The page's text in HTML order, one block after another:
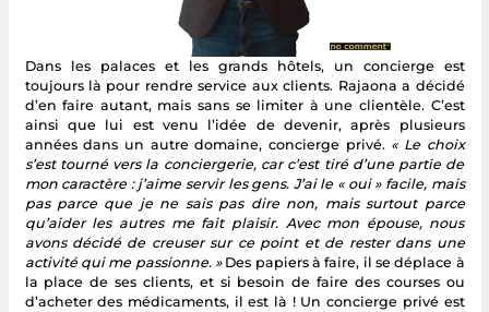
Dans les palaces et les grands hôtels, un concierge est
toujours là pour rendre service aux clients. Rajaona a décidé
d’en faire autant, mais sans se limiter à une clientèle. C’est
ainsi que lui est venu l’idée de devenir, après plusieurs
années dans un autre domaine, concierge privé. « Le choix
s’est tourné vers la conciergerie, car c’est tiré d’une partie de
mon caractère : j’aime servir les gens. J’ai le « oui » facile, mais
pas parce que je ne sais pas dire non, mais surtout parce
qu’aider les autres me fait plaisir. Avec mon épouse, nous
avons décidé de creuser sur ce point et de rester dans une
activité qui me passionne. »Des papiers à faire, il se déplace à
la place de ses clients, et si besoin de faire des courses ou
d’acheter des médicaments, il est là ! Un concierge privé est